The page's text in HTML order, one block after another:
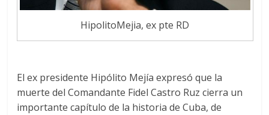
HipolitoMejia, ex pte RD
El ex presidente Hipólito Mejía expresó que la
muerte del Comandante Fidel Castro Ruz cierra un
importante capítulo de la historia de Cuba, de